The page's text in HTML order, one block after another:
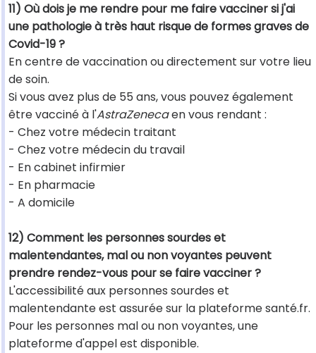
11) Où dois je me rendre pour me faire vacciner si j'ai
une pathologie à très haut risque de formes graves de
Covid-19 ?
En centre de vaccination ou directement sur votre lieu
de soin.
Si vous avez plus de 55 ans, vous pouvez également
être vacciné à l'AstraZenecaen vous rendant :
- Chez votre médecin traitant
- Chez votre médecin du travail
- En cabinet infirmier
- En pharmacie
- A domicile
12) Comment les personnes sourdes et
malentendantes, mal ou non voyantes peuvent
prendre rendez-vous pour se faire vacciner ?
L'accessibilité aux personnes sourdes et
malentendante est assurée sur la plateforme santé.fr.
Pour les personnes mal ou non voyantes, une
plateforme d'appel est disponible.